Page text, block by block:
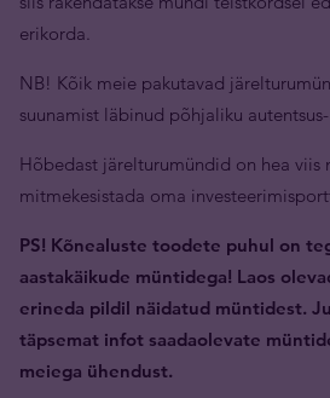
erikorda.
NB! Kõik meie pakutavad
suunamist läbinud põhjaliku
Hõbedast järelturumündid on hea viis
mitmekesistada oma
PS! Kõnealuste toodete puhul on
aastakäikude müntidega! Laos
erineda pildil näidatud müntidest.
täpsemat infot saadaolevate
meiega ühendust.